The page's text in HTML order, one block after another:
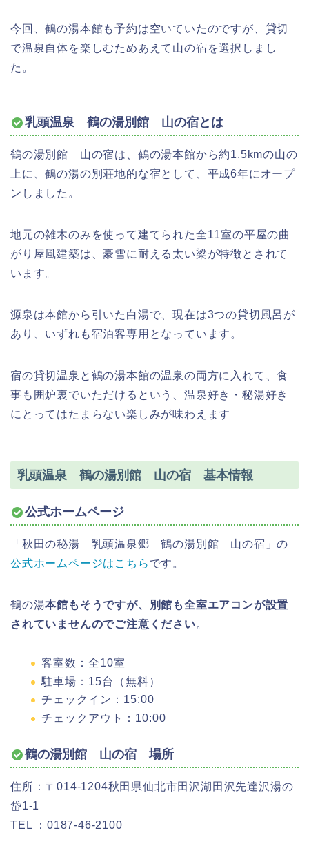
今回、鶴の湯本館も予約は空いていたのですが、貸切
で温泉自体を楽しむためあえて山の宿を選択しまし
た。
乳頭温泉 鶴の湯別館 山の宿とは
鶴の湯別館 山の宿は、鶴の湯本館から約1.5kmの山の
上に、鶴の湯の別荘地的な宿として、平成6年にオープ
ンしました。
地元の雑木のみを使って建てられた全11室の平屋の曲
がり屋風建築は、豪雪に耐える太い梁が特徴とされて
います。
源泉は本館から引いた白湯で、現在は3つの貸切風呂が
あり、いずれも宿泊客専用となっています。
宿の貸切温泉と鶴の湯本館の温泉の両方に入れて、食
事も囲炉裏でいただけるという、温泉好き・秘湯好き
にとってはたまらない楽しみが味わえます
乳頭温泉 鶴の湯別館 山の宿 基本情報
公式ホームページ
「秋田の秘湯 乳頭温泉郷 鶴の湯別館 山の宿」の
公式ホームページはこちら です。
鶴の湯本館もそうですが、別館も全室エアコンが設置
されていませんのでご注意ください。
客室数：全10室
駐車場：15台（無料）
チェックイン：15:00
チェックアウト：10:00
鶴の湯別館 山の宿 場所
住所：〒014-1204秋田県仙北市田沢湖田沢先達沢湯の
岱1-1
TEL ：0187-46-2100